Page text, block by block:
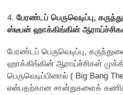
4. பேரண்டப் பெருவெடிப்பு,
ஸ்டீபன் ஹாக்கிங்கின்
பேரண்டப் பெருவெடிப்பு,
ஹாக்கிங்கின் ஆராய்ச்சிகள்
பெருவெடிப்பினால் ( Big Bang
என்பதற்கான சான்றுகளைக்